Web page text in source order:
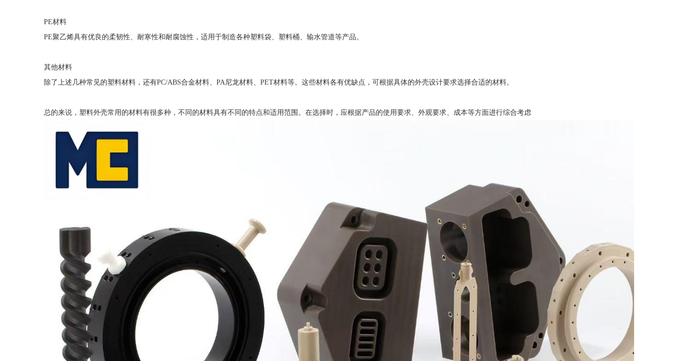
PE材料
PE聚乙烯具有优良的柔韧性、耐寒性和耐腐蚀性，适用于制造各种塑料袋、塑料桶、输水管道等产品‌。
其他材料
除了上述几种常见的塑料材料，还有PC/ABS合金材料、PA尼龙材料、PET材料等。这些材料各有优缺点，可根据具体的外壳设计要求选择合适的材料‌。
总的来说，塑料外壳常用的材料有很多种，不同的材料具有不同的特点和适用范围。在选择时，应根据产品的使用要求、外观要求、成本等方面进行综合考虑‌